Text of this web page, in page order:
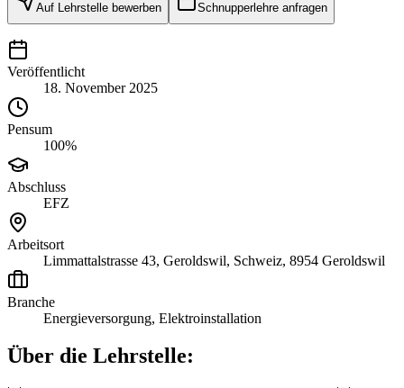
Auf Lehrstelle bewerben Schnupperlehre anfragen
Veröffentlicht
18. November 2025
Pensum
100%
Abschluss
EFZ
Arbeitsort
Limmattalstrasse 43, Geroldswil, Schweiz, 8954 Geroldswil
Branche
Energieversorgung, Elektroinstallation
Über die Lehrstelle: